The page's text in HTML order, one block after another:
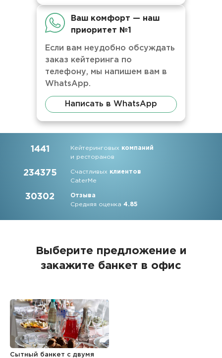
Ваш комфорт — наш
приоритет №1
Если вам неудобно обсуждать
заказ кейтеринга по
телефону, мы напишем вам в
WhatsApp.
Написать в WhatsApp
1441 Кейтеринговых компаний
и ресторанов
234375 Счастливых клиентов
CaterMe
30302
Отзыва
Средняя оценка4.85
Выберите предложение и
закажите банкет в офис
Сытный банкет с двумя